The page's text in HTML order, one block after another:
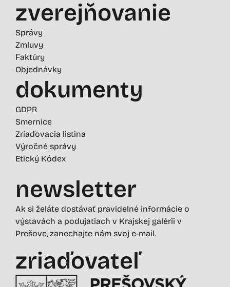
zverejňovanie
Správy
Zmluvy
Faktúry
Objednávky
dokumenty
GDPR
Smernice
Zriaďovacia listina
Výročné správy
Etický Kódex
newsletter
Ak si želáte dostávať pravidelné informácie o
výstavách a podujatiach v Krajskej galérii v
Prešove, zanechajte nám svoj e-mail.
zriaďovateľ